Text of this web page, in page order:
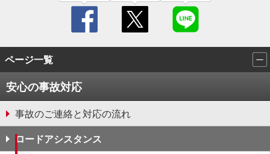
ページ一覧
安心の事故対応
事故のご連絡と対応の流れ
ロードアシスタンス